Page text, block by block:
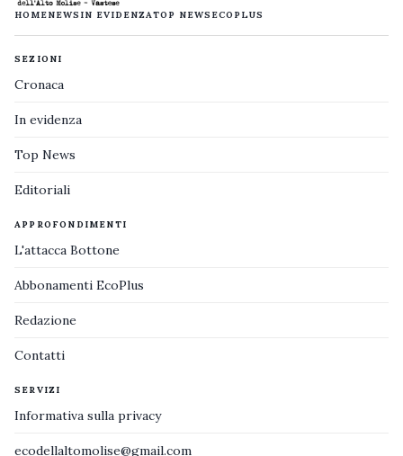
HOMENEWS IN EVIDENZATOP NEWS ECOPLUS
SEZIONI
Cronaca
In evidenza
Top News
Editoriali
APPROFONDIMENTI
L'attacca Bottone
Abbonamenti EcoPlus
Redazione
Contatti
SERVIZI
Informativa sulla privacy
ecodellaltomolise@gmail.com